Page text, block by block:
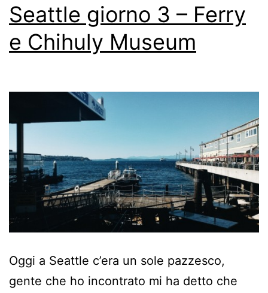
Cutie
Seattle giorno 3 – Ferry
e Chihuly Museum
Oggi a Seattle c’era un sole pazzesco,
gente che ho incontrato mi ha detto che